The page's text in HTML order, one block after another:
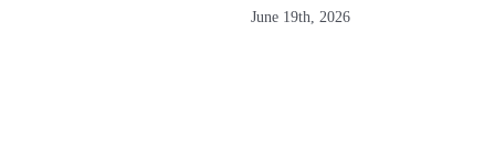
June 19th, 2026